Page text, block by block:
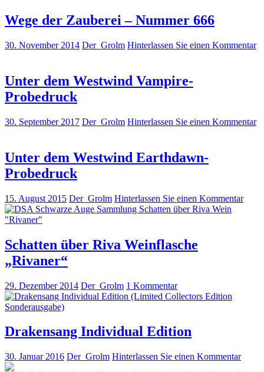
Wege der Zauberei – Nummer 666
30. November 2014 Der_Grolm Hinterlassen Sie einen Kommentar
Unter dem Westwind Vampire-
Probedruck
30. September 2017 Der_Grolm Hinterlassen Sie einen Kommentar
Unter dem Westwind Earthdawn-
Probedruck
15. August 2015 Der_Grolm Hinterlassen Sie einen Kommentar
Schatten über Riva Weinflasche
„Rivaner“
29. Dezember 2014 Der_Grolm 1 Kommentar
Drakensang Individual Edition
30. Januar 2016 Der_Grolm Hinterlassen Sie einen Kommentar